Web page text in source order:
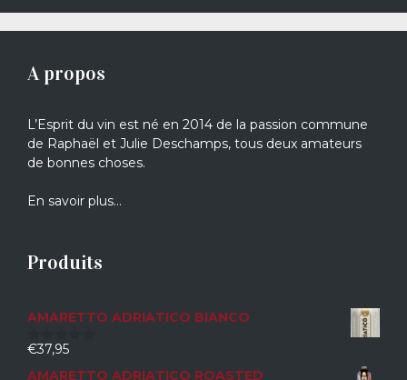
A propos
L’Esprit du vin est né en 2014 de la passion commune
de Raphaël et Julie Deschamps, tous deux amateurs
de bonnes choses.
En savoir plus…
Produits
AMARETTO ADRIATICO BIANCO
0
€37,95
AMARETTO ADRIATICO ROASTED